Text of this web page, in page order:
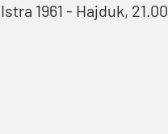
Istra 1961 - Hajduk, 21.00